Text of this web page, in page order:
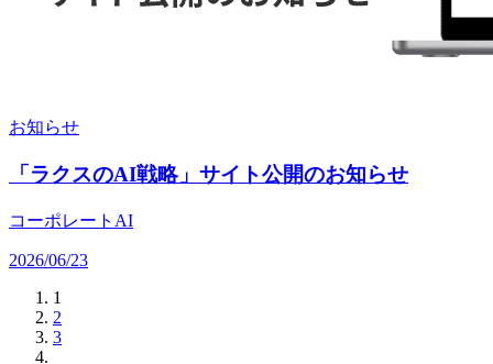
お知らせ
「ラクスのAI戦略」サイト公開のお知らせ
コーポレート AI
2026/06/23
1
2
3